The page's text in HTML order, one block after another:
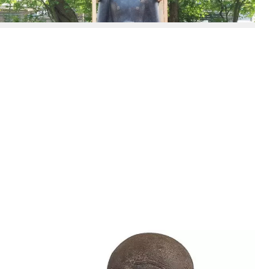
Dekofigur Mönch Figur 75cm Steinguss/Fröhlicher